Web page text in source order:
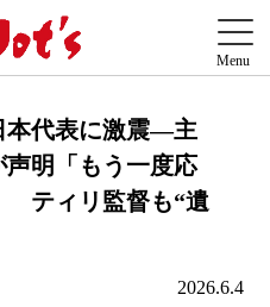
本代表に激震―主
明「もう一度応
ティリ監督も“遺
2026.6.4